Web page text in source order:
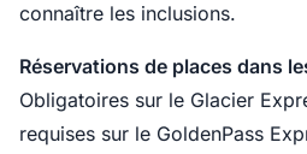
connaître les inclusions.
Réservations de places dans
Obligatoires sur le Glacier
requises sur le GoldenPass